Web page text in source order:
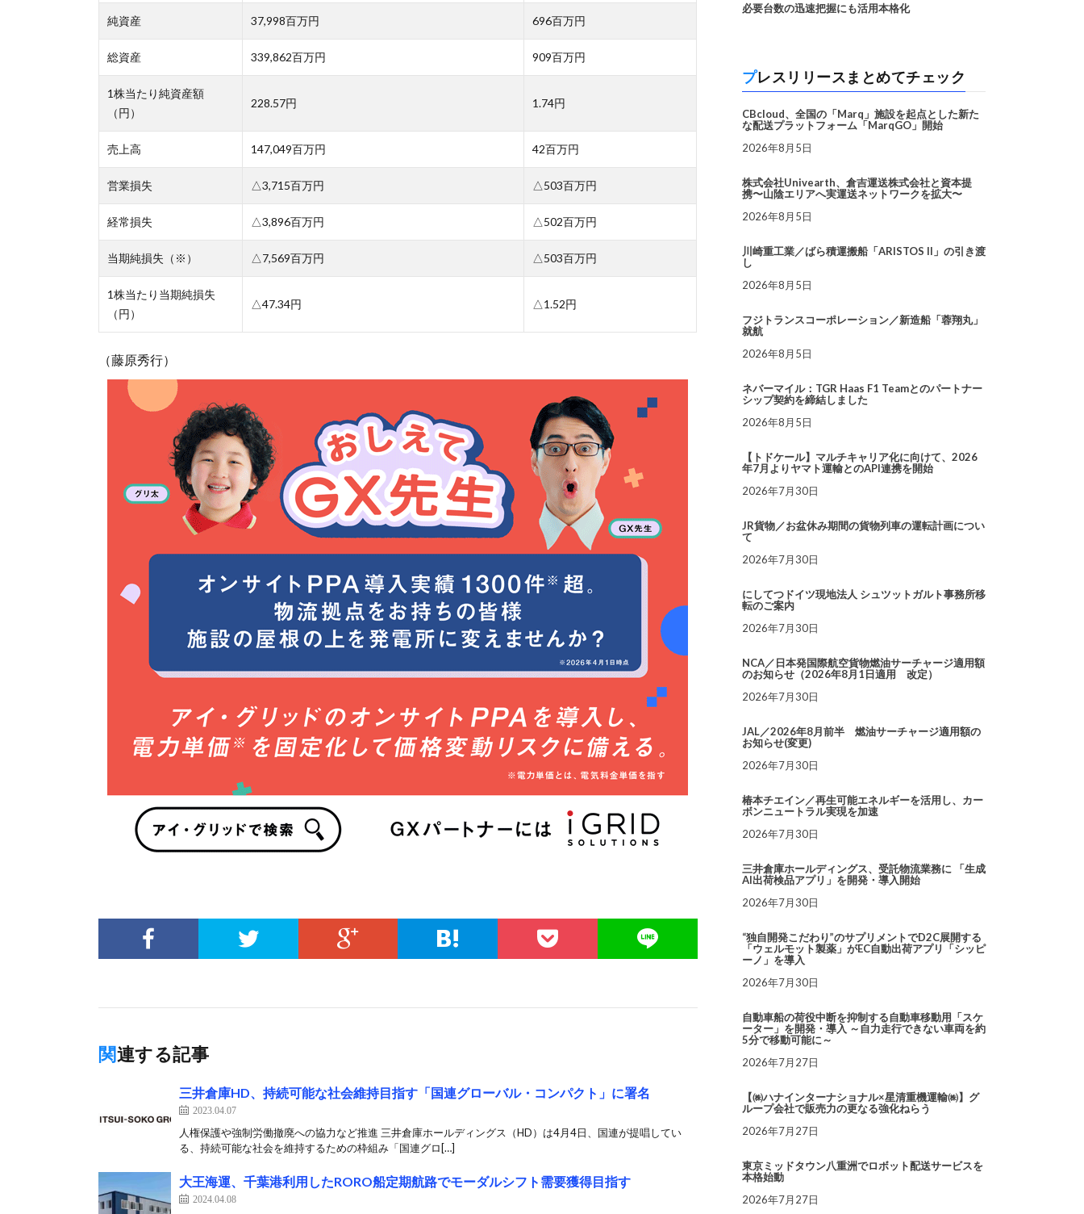
純資産 37,998百万円 696百万円
総資産 339,862百万円 909百万円
1株当たり純資産額
（円）
228.57円 1.74円
売上高 147,049百万円 42百万円
営業損失 △3,715百万円 △503百万円
経常損失 △3,896百万円 △502百万円
当期純損失（※） △7,569百万円 △503百万円
1株当たり当期純損失
（円）
△47.34円 △1.52円
（藤原秀行）
関連する記事
三井倉庫HD、持続可能な社会維持目指す「国連グローバル・コンパクト」に署名
2023.04.07
人権保護や強制労働撤廃への協力など推進 三井倉庫ホールディングス（HD）は4月4日、国連が提唱してい
る、持続可能な社会を維持するための枠組み「国連グロ[…]
大王海運、千葉港利用したRORO船定期航路でモーダルシフト需要獲得目指す
2024.04.08
必要台数の迅速把握にも活用本格化
プレスリリースまとめてチェック
CBcloud、全国の「Marq」施設を起点とした新た
な配送プラットフォーム「MarqGO」開始
2026年8月5日
株式会社Univearth、倉吉運送株式会社と資本提
携〜山陰エリアへ実運送ネットワークを拡大〜
2026年8月5日
川崎重工業／ばら積運搬船「ARISTOS II」の引き渡
し
2026年8月5日
フジトランスコーポレーション／新造船「蓉翔丸」
就航
2026年8月5日
ネバーマイル：TGR Haas F1 Teamとのパートナー
シップ契約を締結しました
2026年8月5日
【トドケール】マルチキャリア化に向けて、2026
年7月よりヤマト運輸とのAPI連携を開始
2026年7月30日
JR貨物／お盆休み期間の貨物列車の運転計画につい
て
2026年7月30日
にしてつドイツ現地法人 シュツットガルト事務所移
転のご案内
2026年7月30日
NCA／日本発国際航空貨物燃油サーチャージ適用額
のお知らせ（2026年8月1日適用 改定）
2026年7月30日
JAL／2026年8月前半 燃油サーチャージ適用額の
お知らせ(変更)
2026年7月30日
椿本チエイン／再生可能エネルギーを活用し、カー
ボンニュートラル実現を加速
2026年7月30日
三井倉庫ホールディングス、受託物流業務に 「生成
AI出荷検品アプリ」を開発・導入開始
2026年7月30日
“独自開発こだわり”のサプリメントでD2C展開する
「ウェルモット製薬」がEC自動出荷アプリ「シッピ
ーノ」を導入
2026年7月30日
自動車船の荷役中断を抑制する自動車移動用「スケ
ーター」を開発・導入 ～自力走行できない車両を約
5分で移動可能に～
2026年7月27日
【㈱ハナインターナショナル×星清重機運輸㈱】グ
ループ会社で販売力の更なる強化ねらう
2026年7月27日
東京ミッドタウン八重洲でロボット配送サービスを
本格始動
2026年7月27日